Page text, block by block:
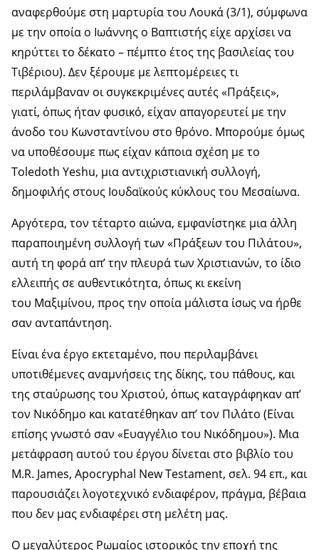
αναφερθούμε στη μαρτυρία του Λουκά (3/1), σύμφωνα
με την οποία ο Ιωάννης ο Βαπτιστής είχε αρχίσει να
κηρύττει το δέκατο – πέμπτο έτος της βασιλείας του
Τιβέριου). Δεν ξέρουμε με λεπτομέρειες τι
περιλάμβαναν οι συγκεκριμένες αυτές «Πράξεις»,
γιατί, όπως ήταν φυσικό, είχαν απαγορευτεί με την
άνοδο του Κωνσταντίνου στο θρόνο. Μπορούμε όμως
να υποθέσουμε πως είχαν κάποια σχέση με το
Toledoth Yeshu, μια αντιχριστιανική συλλογή,
δημοφιλής στους Ιουδαϊκούς κύκλους του Μεσαίωνα.
Αργότερα, τον τέταρτο αιώνα, εμφανίστηκε μια άλλη
παραποιημένη συλλογή των «Πράξεων του Πιλάτου»,
αυτή τη φορά απ’ την πλευρά των Χριστιανών, το ίδιο
ελλειπής σε αυθεντικότητα, όπως κι εκείνη
του Μαξιμίνου, προς την οποία μάλιστα ίσως να ήρθε
σαν ανταπάντηση.
Είναι ένα έργο εκτεταμένο, που περιλαμβάνει
υποτιθέμενες αναμνήσεις της δίκης, του πάθους, και
της σταύρωσης του Χριστού, όπως καταγράφηκαν απ’
τον Νικόδημο και κατατέθηκαν απ’ τον Πιλάτο (Είναι
επίσης γνωστό σαν «Ευαγγέλιο του Νικόδημου»). Μια
μετάφραση αυτού του έργου δίνεται στο βιβλίο του
M.R. James, Apocryphal New Testament, σελ. 94 επ., και
παρουσιάζει λογοτεχνικό ενδιαφέρον, πράγμα, βέβαια
που δεν μας ενδιαφέρει στη μελέτη μας.
Ο μεγαλύτερος Ρωμαίος ιστορικός την εποχή της